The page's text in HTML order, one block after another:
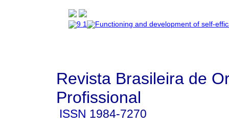
Revista Brasileira de
Profissional
ISSN 1984-7270